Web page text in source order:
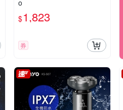
o
$1,823
券